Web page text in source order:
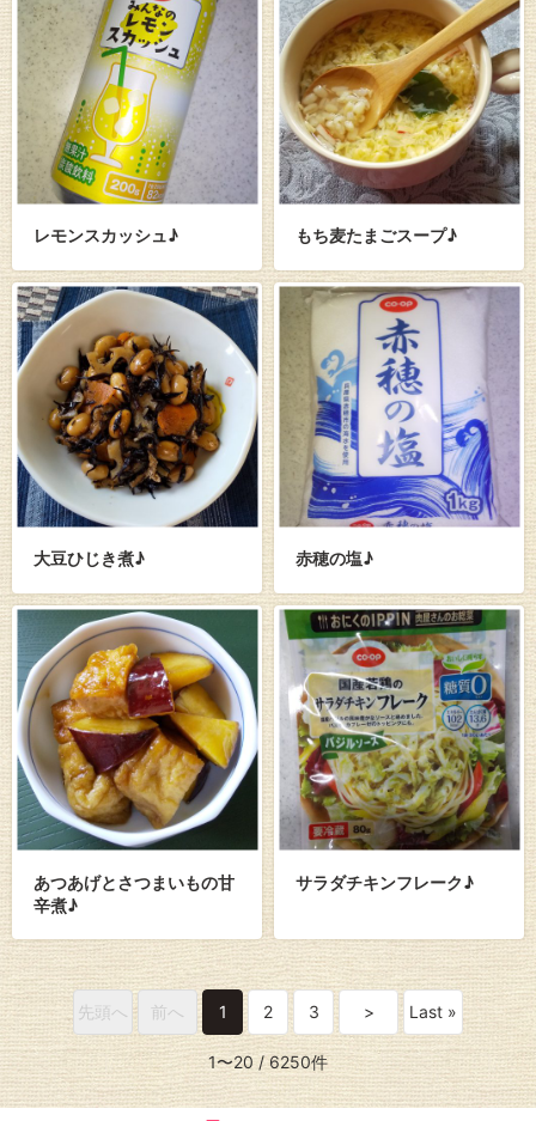
レモンスカッシュ♪ もち麦たまごスープ♪
大豆ひじき煮♪ 赤穂の塩♪
あつあげとさつまいもの甘
辛煮♪
サラダチキンフレーク♪
先頭へ 前へ 1 2 3 > Last »
1〜20 / 6250件